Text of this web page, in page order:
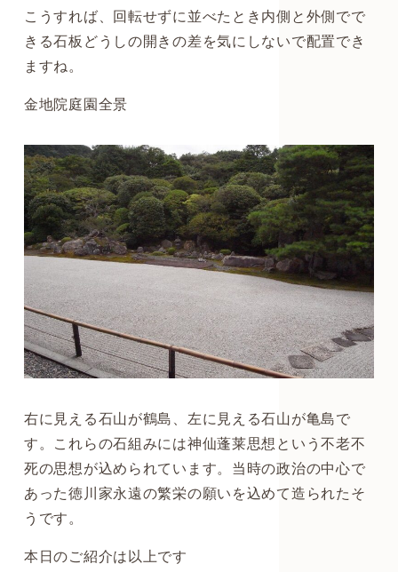
こうすれば、回転せずに並べたとき内側と外側でで
きる石板どうしの開きの差を気にしないで配置でき
ますね。
金地院庭園全景
右に見える石山が鶴島、左に見える石山が亀島で
す。これらの石組みには神仙蓬莱思想という不老不
死の思想が込められています。当時の政治の中心で
あった徳川家永遠の繁栄の願いを込めて造られたそ
うです。
本日のご紹介は以上です